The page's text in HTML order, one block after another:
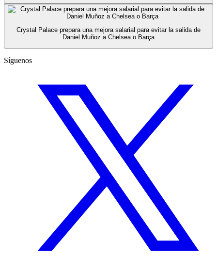
Crystal Palace prepara una mejora salarial para evitar la salida de
Daniel Muñoz a Chelsea o Barça
Síguenos